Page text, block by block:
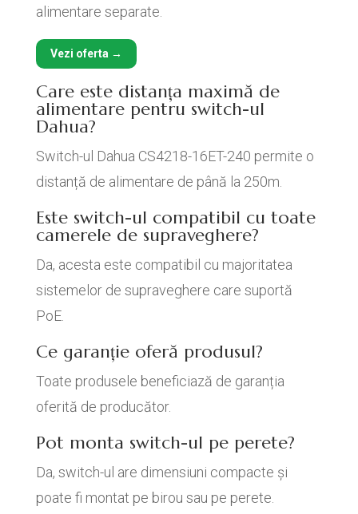
alimentare separate.
Vezi oferta →
Care este distanța maximă de
alimentare pentru switch-ul
Dahua?
Switch-ul Dahua CS4218-16ET-240 permite o
distanță de alimentare de până la 250m.
Este switch-ul compatibil cu toate
camerele de supraveghere?
Da, acesta este compatibil cu majoritatea
sistemelor de supraveghere care suportă
PoE.
Ce garanție oferă produsul?
Toate produsele beneficiază de garanția
oferită de producător.
Pot monta switch-ul pe perete?
Da, switch-ul are dimensiuni compacte și
poate fi montat pe birou sau pe perete.